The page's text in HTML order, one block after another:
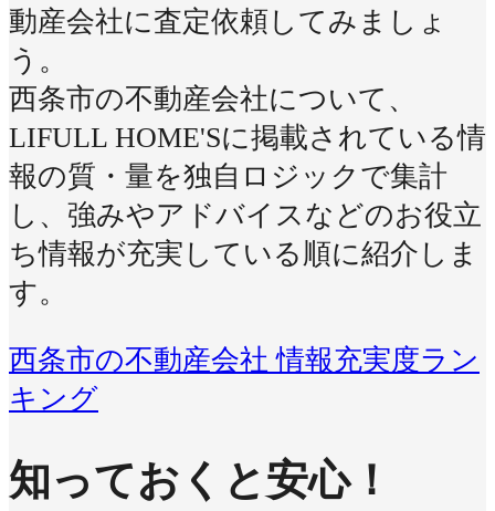
動産会社に査定依頼してみましょ
う。
西条市の不動産会社について、
LIFULL HOME'Sに掲載されている情
報の質・量を独自ロジックで集計
し、強みやアドバイスなどのお役立
ち情報が充実している順に紹介しま
す。
西条市の不動産会社 情報充実度ラン
キング
知っておくと安心！